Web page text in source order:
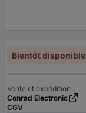
Bientôt disponible
Vente et expédition :
Conrad Electronic
CGV